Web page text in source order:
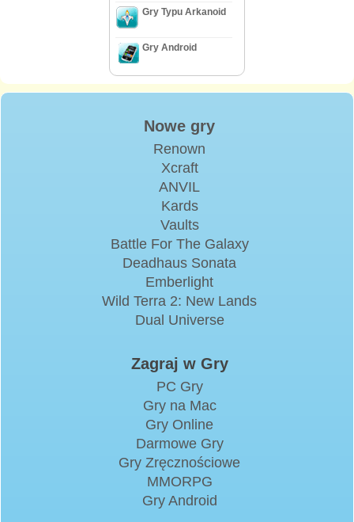
Gry Typu Arkanoid
Gry Android
Nowe gry
Renown
Xcraft
ANVIL
Kards
Vaults
Battle For The Galaxy
Deadhaus Sonata
Emberlight
Wild Terra 2: New Lands
Dual Universe
Zagraj w Gry
PC Gry
Gry na Mac
Gry Online
Darmowe Gry
Gry Zręcznościowe
MMORPG
Gry Android